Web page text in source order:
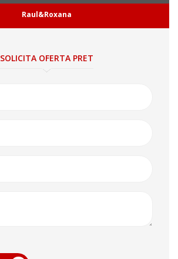
Raul&Roxana
SOLICITA OFERTA PRET